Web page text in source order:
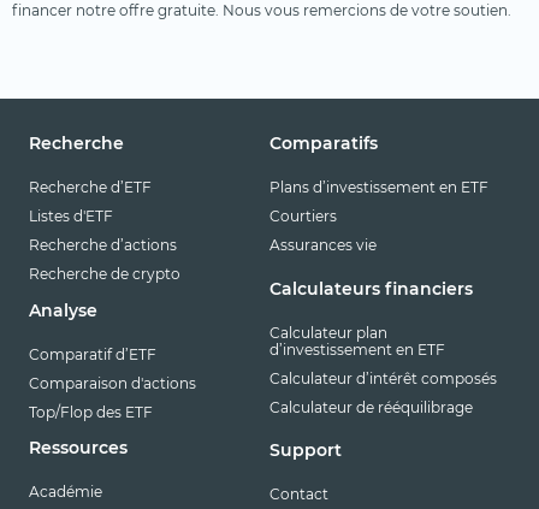
financer notre offre gratuite. Nous vous remercions de votre soutien.
Recherche
Recherche d’ETF
Listes d'ETF
Recherche d’actions
Recherche de crypto
Analyse
Comparatif d’ETF
Comparaison d'actions
Top/Flop des ETF
Ressources
Académie
Comparatifs
Plans d’investissement en ETF
Courtiers
Assurances vie
Calculateurs financiers
Calculateur plan
d’investissement en ETF
Calculateur d’intérêt composés
Calculateur de rééquilibrage
Support
Contact